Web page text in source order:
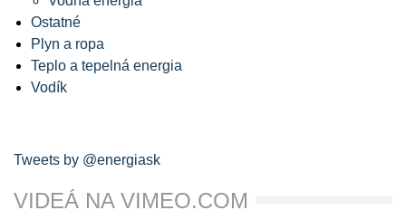
Ostatné
Plyn a ropa
Teplo a tepelná energia
Vodík
Tweets by @energiask
VIDEÁ NA VIMEO.COM